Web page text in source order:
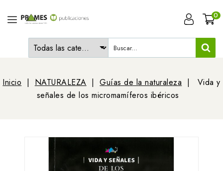
0
Inicio NATURALEZA Guías de la naturaleza
Vida y
señales de los micromamíferos ibéricos